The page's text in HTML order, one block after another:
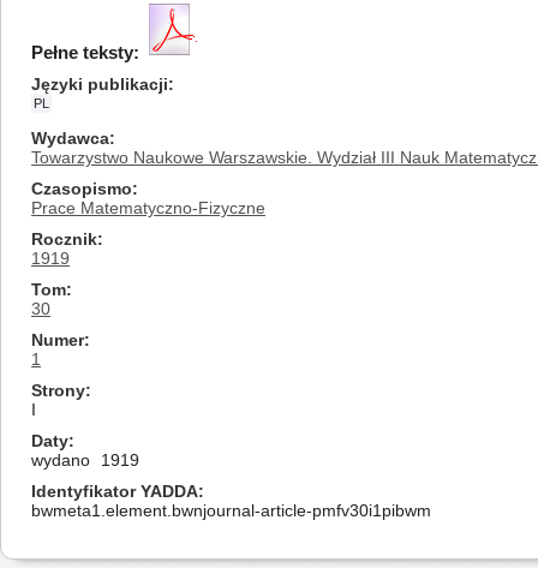
Pełne teksty:
Języki publikacji
PL
Wydawca
Towarzystwo Naukowe Warszawskie. Wydział III Nauk
Czasopismo
Prace Matematyczno-Fizyczne
Rocznik
1919
Tom
30
Numer
1
Strony
I
Daty
wydano
1919
Identyfikator YADDA
bwmeta1.element.bwnjournal-article-pmfv30i1pibwm